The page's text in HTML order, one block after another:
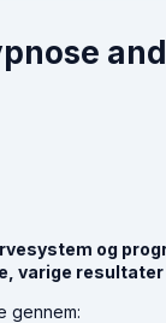
og
varige resultater
gennem: